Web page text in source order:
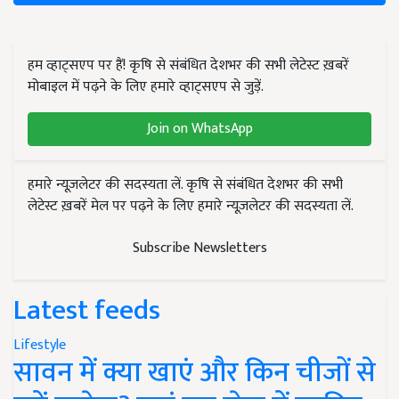
हम व्हाट्सएप पर हैं! कृषि से संबंधित देशभर की सभी लेटेस्ट ख़बरें
मोबाइल में पढ़ने के लिए हमारे व्हाट्सएप से जुड़ें.
Join on WhatsApp
हमारे न्यूज़लेटर की सदस्यता लें. कृषि से संबंधित देशभर की सभी
लेटेस्ट ख़बरें मेल पर पढ़ने के लिए हमारे न्यूज़लेटर की सदस्यता लें.
Subscribe Newsletters
Latest feeds
Lifestyle
सावन में क्या खाएं और किन चीजों से